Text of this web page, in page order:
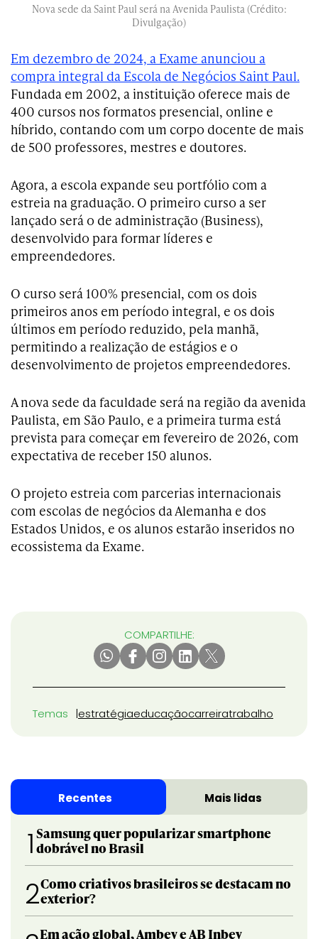
Nova sede da Saint Paul será na Avenida Paulista (Crédito:
Divulgação)
Em dezembro de 2024, a Exame anunciou a
compra integral da Escola de Negócios Saint Paul.
Fundada em 2002, a instituição oferece mais de
400 cursos nos formatos presencial, online e
híbrido, contando com um corpo docente de mais
de 500 professores, mestres e doutores.
Agora, a escola expande seu portfólio com a
estreia na graduação. O primeiro curso a ser
lançado será o de administração (Business),
desenvolvido para formar líderes e
empreendedores.
O curso será 100% presencial, com os dois
primeiros anos em período integral, e os dois
últimos em período reduzido, pela manhã,
permitindo a realização de estágios e o
desenvolvimento de projetos empreendedores.
A nova sede da faculdade será na região da avenida
Paulista, em São Paulo, e a primeira turma está
prevista para começar em fevereiro de 2026, com
expectativa de receber 150 alunos.
O projeto estreia com parcerias internacionais
com escolas de negócios da Alemanha e dos
Estados Unidos, e os alunos estarão inseridos no
ecossistema da Exame.
COMPARTILHE:
Temas estratégiaeducaçãocarreiratrabalho
Recentes Mais lidas
1 Samsung quer popularizar smartphone
dobrável no Brasil
2Como criativos brasileiros se destacam no
exterior?
Em ação global, Ambev e AB Inbev